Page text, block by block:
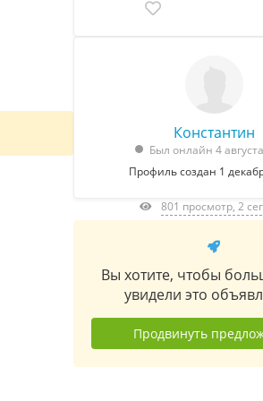
Константин
Был онлайн 4
Профиль создан 1
801 просмотр, 2
Вы хотите, чтобы
увидели это
Продвинуть